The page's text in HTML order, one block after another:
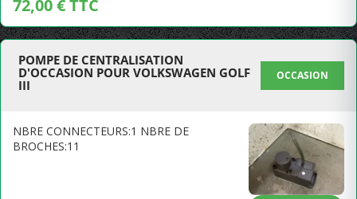
72,00 € TTC
POMPE DE CENTRALISATION
D'OCCASION POUR VOLKSWAGEN GOLF
III
OCCASION
NBRE CONNECTEURS:1 NBRE DE
BROCHES:11